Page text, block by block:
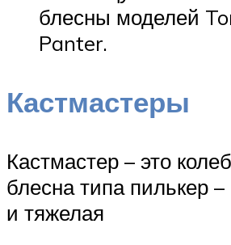
блесны моделей
Panter.
Кастмастеры
Кастмастер – это
блесна типа пилькер –
и тяжелая